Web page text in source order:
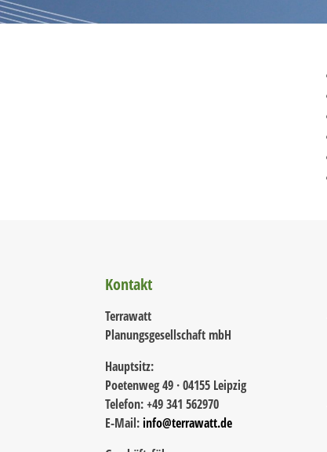
Kontakt
Terrawatt
Planungsgesellschaft mbH
Hauptsitz:
Poetenweg 49 · 04155 Leipzig
Telefon: +49 341 562970
E-Mail:info@terrawatt.de